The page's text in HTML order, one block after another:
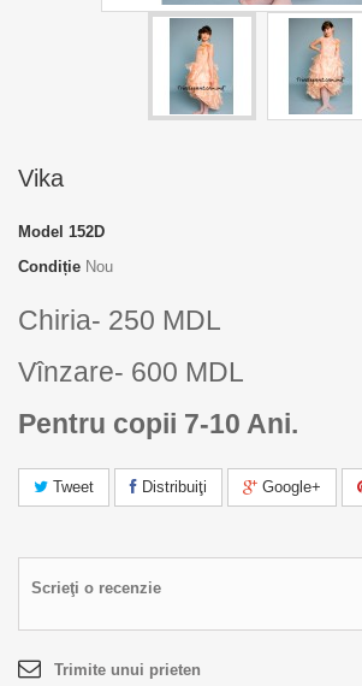
Vika
Model 152D
Condiție Nou
Chiria- 250 MDL
Vînzare- 600 MDL
Pentru copii 7-10 Ani.
Tweet Distribuiţi Google+
Scrieţi o recenzie
Trimite unui prieten